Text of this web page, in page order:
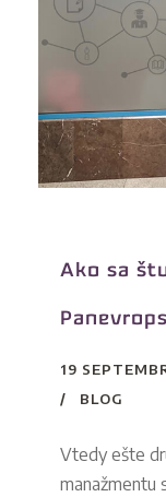
Ako sa
19
BLOG
Vtedy ešte
manažmentu